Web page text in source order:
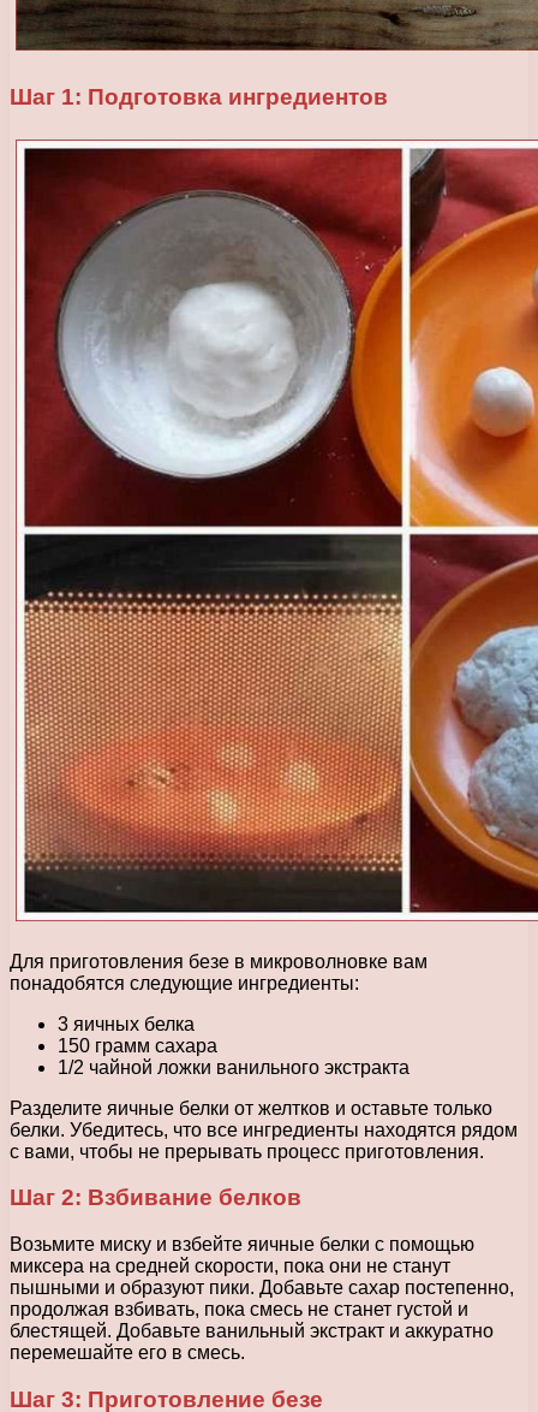
Шаг 1: Подготовка ингредиентов
Для приготовления безе в микроволновке вам
понадобятся следующие ингредиенты:
3 яичных белка
150 грамм сахара
1/2 чайной ложки ванильного экстракта
Разделите яичные белки от желтков и оставьте только
белки. Убедитесь, что все ингредиенты находятся рядом
с вами, чтобы не прерывать процесс приготовления.
Шаг 2: Взбивание белков
Возьмите миску и взбейте яичные белки с помощью
миксера на средней скорости, пока они не станут
пышными и образуют пики. Добавьте сахар постепенно,
продолжая взбивать, пока смесь не станет густой и
блестящей. Добавьте ванильный экстракт и аккуратно
перемешайте его в смесь.
Шаг 3: Приготовление безе